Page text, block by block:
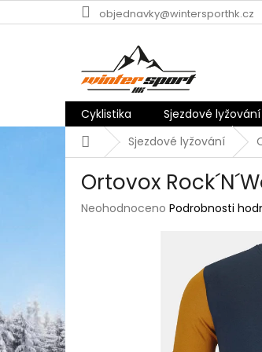
na
objednavky@wintersporthk.cz
Cyklistika Sjezdové lyžování
DomůSjezdové lyžování
Ortovox
Průměrné
Neohodnoceno Podrobnosti